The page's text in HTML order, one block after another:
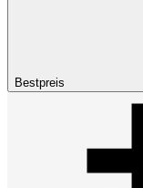
Bestpreis